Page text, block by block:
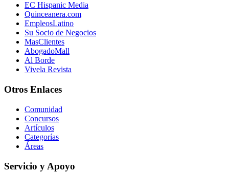
EC Hispanic Media
Quinceanera.com
EmpleosLatino
Su Socio de Negocios
MasClientes
AbogadoMall
Al Borde
Vivela Revista
Otros Enlaces
Comunidad
Concursos
Artículos
Categorías
Áreas
Servicio y Apoyo